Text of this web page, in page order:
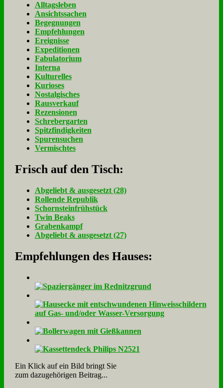
Alltagsleben
Ansichtssachen
Begegnungen
Empfehlungen
Ereignisse
Expeditionen
Fabulatorium
Interna
Kulturelles
Kurioses
Nostalgisches
Rausverkauf
Rezensionen
Schrebergarten
Spitzfindigkeiten
Spurensuchen
Vermischtes
Frisch auf den Tisch:
Ab­ge­liebt & aus­ge­setzt (28)
Rol­len­de Re­pu­blik
Schorn­stein­früh­stück
Twin Beaks
Gra­ben­kampf
Ab­ge­liebt & aus­ge­setzt (27)
Empfehlungen des Hauses:
Ein Klick auf ein Bild bringt Sie
zum dazugehörigen Beitrag...